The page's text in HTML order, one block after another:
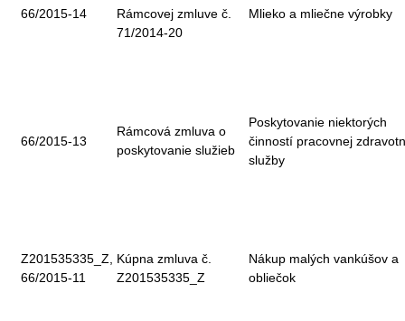
66/2015-14
Rámcovej zmluve č.
71/2014-20
Mlieko a mliečne výrobky
66/2015-13
Rámcová zmluva o
poskytovanie služieb
Poskytovanie niektorých
činností pracovnej
služby
Z201535335_Z,
66/2015-11
Kúpna zmluva č.
Z201535335_Z
Nákup malých vankúšov a
obliečok